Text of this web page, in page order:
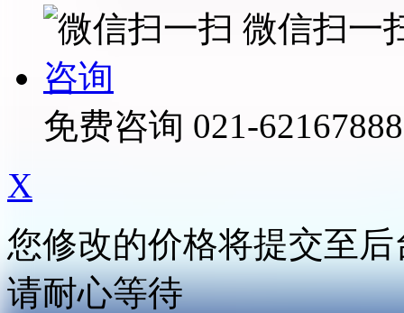
微信扫一
咨询
免费咨询 021-62167888
X
您修改的价格将提交至
请耐心等待